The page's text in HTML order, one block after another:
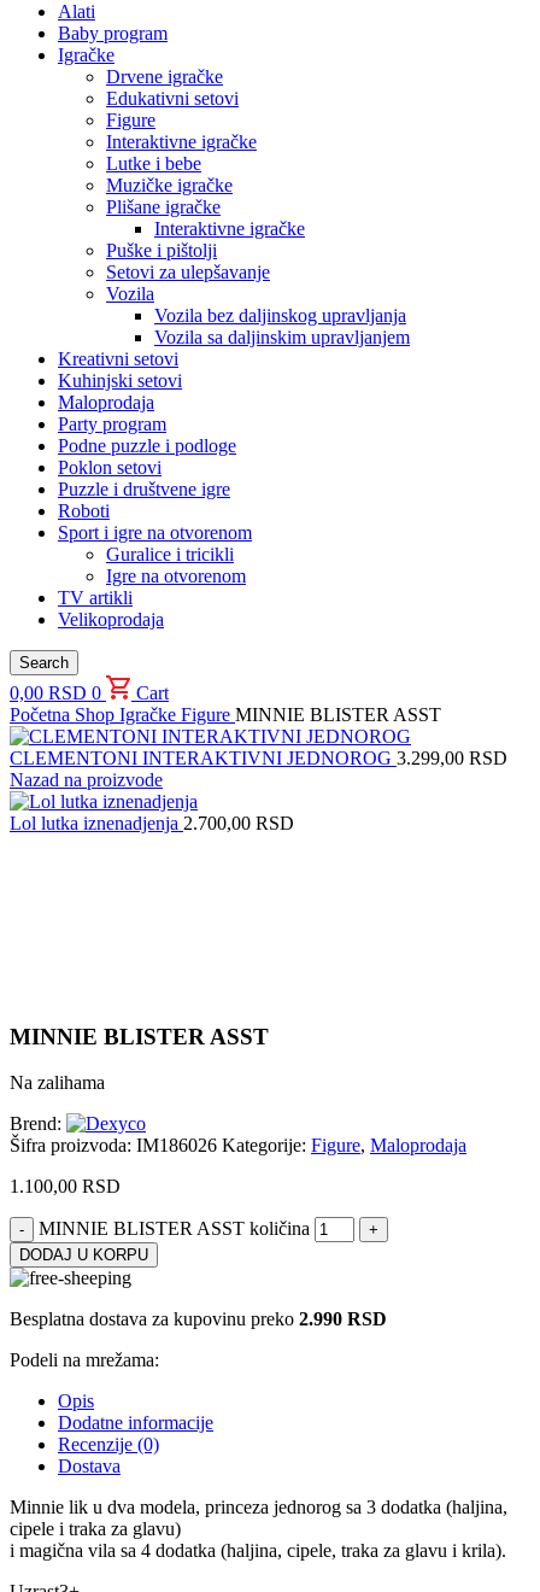
Alati
Baby program
Igračke
Drvene igračke
Edukativni setovi
Figure
Interaktivne igračke
Lutke i bebe
Muzičke igračke
Plišane igračke
Interaktivne igračke
Puške i pištolji
Setovi za ulepšavanje
Vozila
Vozila bez daljinskog upravljanja
Vozila sa daljinskim upravljanjem
Kreativni setovi
Kuhinjski setovi
Maloprodaja
Party program
Podne puzzle i podloge
Poklon setovi
Puzzle i društvene igre
Roboti
Sport i igre na otvorenom
Guralice i tricikli
Igre na otvorenom
TV artikli
Velikoprodaja
Search
0,00 RSD 0
Cart
Početna Shop Igračke Figure MINNIE BLISTER ASST
CLEMENTONI INTERAKTIVNI JEDNOROG 3.299,00 RSD
Nazad na proizvode
Lol lutka iznenadjenja 2.700,00 RSD
MINNIE BLISTER ASST
Na zalihama
Brend:
Šifra proizvoda: IM186026 Kategorije: Figure, Maloprodaja
1.100,00 RSD
MINNIE BLISTER ASST količina
DODAJ U KORPU
Besplatna dostava za kupovinu preko 2.990 RSD
Podeli na mrežama:
Opis
Dodatne informacije
Recenzije (0)
Dostava
Minnie lik u dva modela, princeza jednorog sa 3 dodatka (haljina,
cipele i traka za glavu)
i magična vila sa 4 dodatka (haljina, cipele, traka za glavu i krila).